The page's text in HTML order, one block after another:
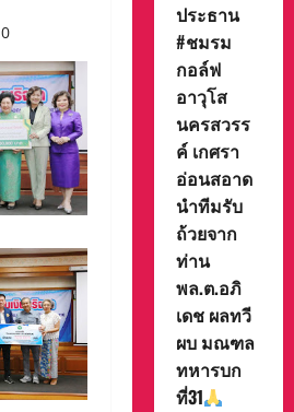
0
ประธาน
#ชมรม
กอล์ฟ
อาวุโส
นครสวรร
ค์ เกศรา
อ่อนสอาด
นำทีมรับ
ถ้วยจาก
ท่าน
พล.ต.อภิ
เดช ผลทวี
ผบ มณฑล
ทหารบก
ที่31